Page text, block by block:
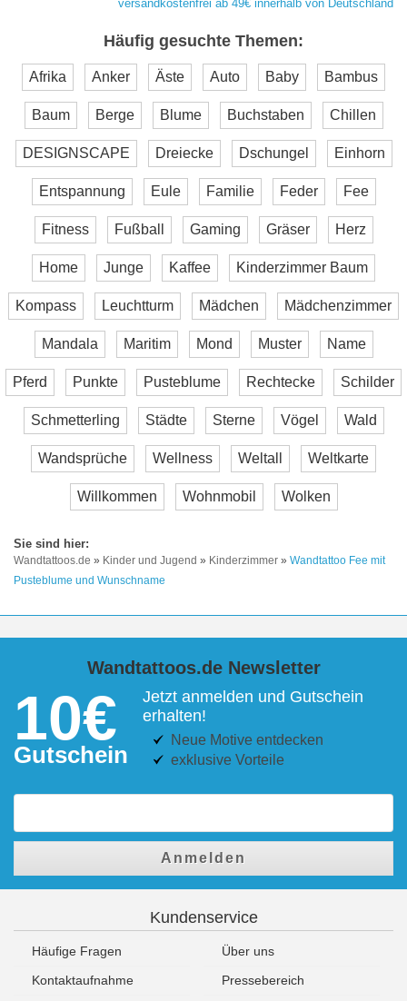
versandkostenfrei ab 49€ innerhalb von Deutschland
Häufig gesuchte Themen:
Afrika Anker Äste Auto Baby Bambus
Baum Berge Blume Buchstaben Chillen
DESIGNSCAPE Dreiecke Dschungel Einhorn
Entspannung Eule Familie Feder Fee
Fitness Fußball Gaming Gräser Herz
Home Junge Kaffee Kinderzimmer Baum
Kompass Leuchtturm Mädchen Mädchenzimmer
Mandala Maritim Mond Muster Name
Pferd Punkte Pusteblume Rechtecke Schilder
Schmetterling Städte Sterne Vögel Wald
Wandsprüche Wellness Weltall Weltkarte
Willkommen Wohnmobil Wolken
Wandtattoos.de » Kinder und Jugend » Kinderzimmer » Wandtattoo Fee mit
Pusteblume und Wunschname
Wandtattoos.de Newsletter
10€
Gutschein
Jetzt anmelden und Gutschein
erhalten!
Neue Motive entdecken
exklusive Vorteile
Anmelden
Kundenservice
Häufige Fragen
Über uns
Kontaktaufnahme
Pressebereich